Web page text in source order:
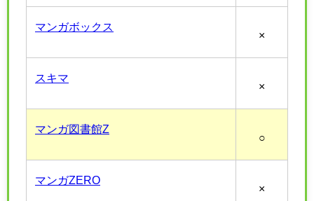
マンガボックス
×
スキマ
×
マンガ図書館Z
○
マンガZERO
×